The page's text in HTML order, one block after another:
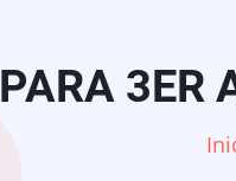
PARA 3ER